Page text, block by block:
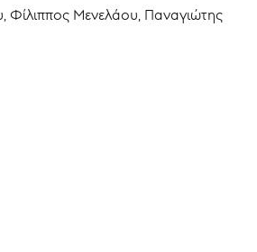
Φίλιππος Μενελάου, Παναγιώτης